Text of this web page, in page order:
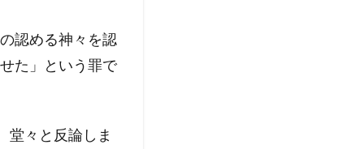
認める神々を認
た」という罪で
堂々と反論しま